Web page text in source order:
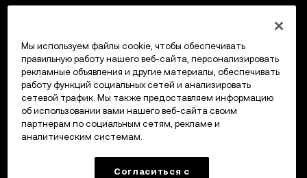
Поддержка
Купить крипто
Крипто-калькулятор
Мы используем файлы cookie, чтобы обеспечивать
правильную работу нашего веб-сайта, персонализировать
рекламные объявления и другие материалы, обеспечивать
работу функций социальных сетей и анализировать
сетевой трафик. Мы также предоставляем информацию
об использовании вами нашего веб-сайта своим
партнерам по социальным сетям, рекламе и
аналитическим системам.
Согласиться с